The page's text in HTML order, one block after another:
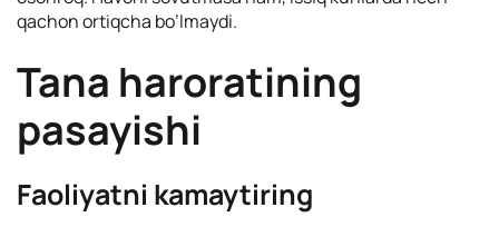
qachon ortiqcha bo’lmaydi.
Tana haroratining
pasayishi
Faoliyatni kamaytiring